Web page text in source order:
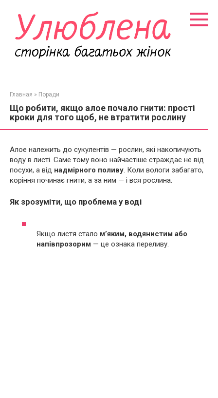
контенту
Главная » Поради
Що робити, якщо алое почало гнити: прості
кроки для того щоб, не втратити рослину
Алое належить до сукулентів — рослин, які накопичують
воду в листі. Саме тому воно найчастіше страждає не від
посухи, а від надмірного поливу. Коли вологи забагато,
коріння починає гнити, а за ним — і вся рослина.
Як зрозуміти, що проблема у воді
Якщо листя стало м’яким, водянистим або
напівпрозорим — це ознака переливу.